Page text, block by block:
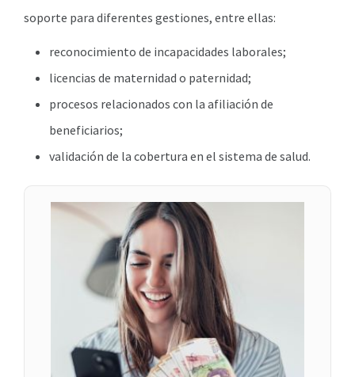
soporte para diferentes gestiones, entre ellas:
reconocimiento de incapacidades laborales;
licencias de maternidad o paternidad;
procesos relacionados con la afiliación de
beneficiarios;
validación de la cobertura en el sistema de salud.